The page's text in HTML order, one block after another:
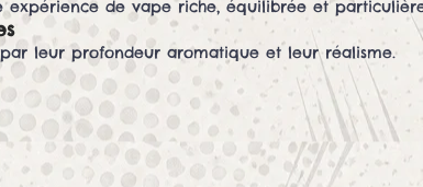
de vape riche, équilibrée et
par leur profondeur aromatique et leur réalisme.